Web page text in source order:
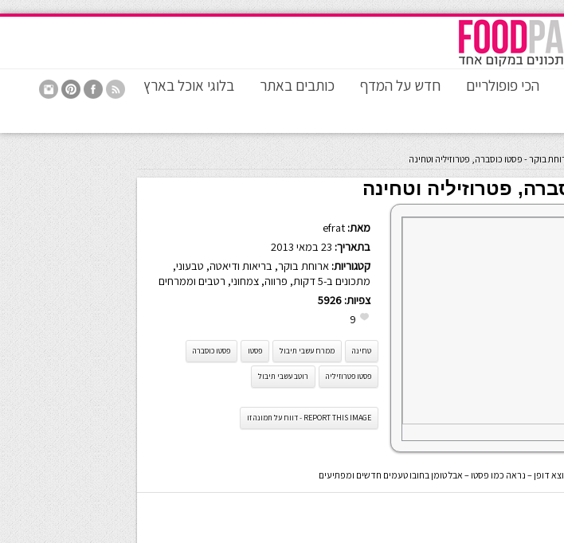
הכי פופולריים חדש על המדף כותבים באתר בלוגי אוכל בארץ
בוקר-פסטו כוסברה, פטרוזיליה וטחינה
פטרוזיליה וטחינה
מאת: efrat
בתאריך:
קטגוריות: ארוחת בוקר, בריאות ודיאטה, טבעוני,
מתכונים ב-5 דקות
, פרווה, צמחוני, רטבים וממרחים
צפיות: 5926
9
טחינה ממרח עשבי תיבול פסטו פסטו כוסברה
פסטו פטרוזיליה רוטב עשבי תיבול
REPORT THIS IMAGE - דווח על תמונה זו
דופן – נראה כמו פסטו – אבל טומן בחובו טעמים חדשים ומפתיעים